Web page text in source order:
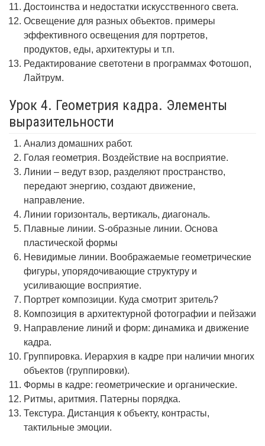
Достоинства и недостатки искусственного света.
Освещение для разных объектов. примеры
эффективного освещения для портретов,
продуктов, еды, архитектуры и т.п.
Редактирование светотени в программах Фотошоп,
Лайтрум.
Урок 4. Геометрия кадра. Элементы
выразительности
Анализ домашних работ.
Голая геометрия. Воздействие на восприятие.
Линии – ведут взор, разделяют пространство,
передают энергию, создают движение,
направление.
Линии горизонталь, вертикаль, диагональ.
Плавные линии. S-образные линии. Основа
пластической формы
Невидимые линии. Воображаемые геометрические
фигуры, упорядочивающие структуру и
усиливающие восприятие.
Портрет композиции. Куда смотрит зритель?
Композиция в архитектурной фотографии и пейзажи
Направление линий и форм: динамика и движение
кадра.
Группировка. Иерархия в кадре при наличии многих
объектов (группировки).
Формы в кадре: геометрические и органические.
Ритмы, аритмия. Патерны порядка.
Текстура. Дистанция к объекту, контрасты,
тактильные эмоции.